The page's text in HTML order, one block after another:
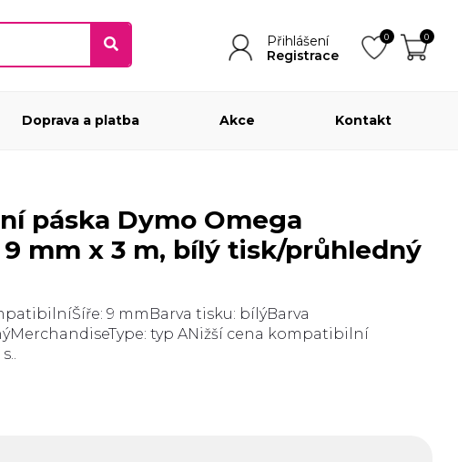
Přihlášení
Registrace
0 0
Doprava a platba Akce Kontakt
9 mm x 3 m, bílý tisk/průhledný
9 mmBarva tisku: bílýBarva
typ ANižší cena kompatibilní